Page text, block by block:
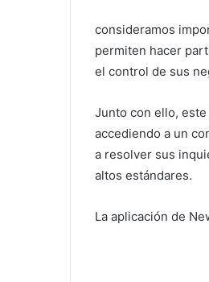
consideramos
permiten hacer
el control de sus
Junto con ello,
accediendo a un
a resolver sus
altos estándares.
La aplicación de